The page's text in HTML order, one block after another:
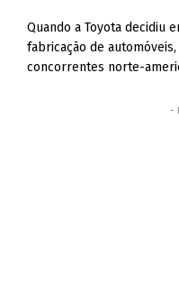
Quando a Toyota decidiu
fabricação de
concorrentes norte-
-